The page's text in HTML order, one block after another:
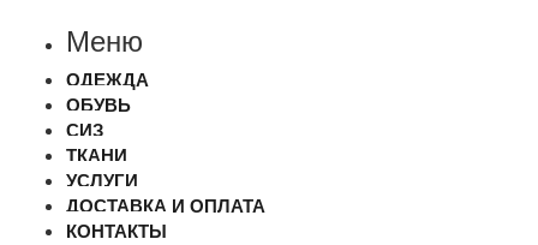
Меню
ОДЕЖДА
ОБУВЬ
СИЗ
ТКАНИ
УСЛУГИ
ДОСТАВКА И ОПЛАТА
КОНТАКТЫ